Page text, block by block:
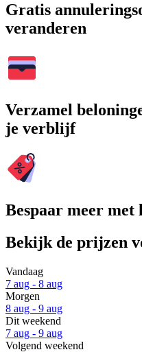
Gratis
veranderen
Verzamel
je verblijf
Bespaar meer met
Bekijk de prijzen
Vandaag
7 aug - 8 aug
Morgen
8 aug - 9 aug
Dit weekend
7 aug - 9 aug
Volgend weekend